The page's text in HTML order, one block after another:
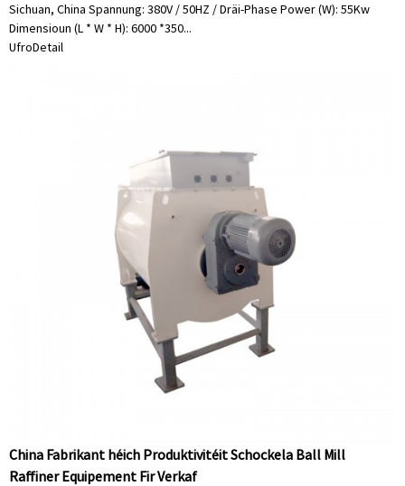
Sichuan, China Spannung: 380V / 50HZ / Dräi-Phase Power (W): 55Kw
Dimensioun (L * W * H): 6000 *350...
UfroDetail
China Fabrikant héich Produktivitéit Schockela Ball Mill
Raffiner Equipement Fir Verkaf